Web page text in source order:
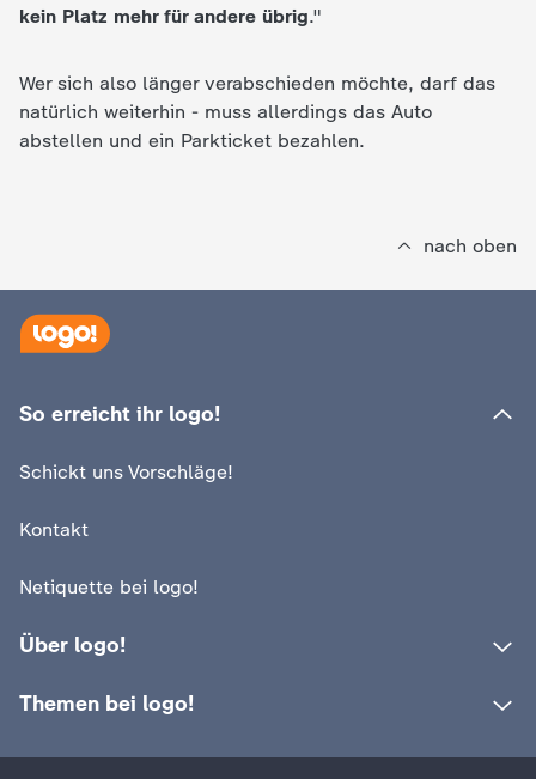
h
e
Z
D
kein Platz mehr für andere übrig."
Wer sich also länger verabschieden möchte, darf das
natürlich weiterhin - muss allerdings das Auto
abstellen und ein Parkticket bezahlen.
nach oben
So erreicht ihr logo!
Schickt uns Vorschläge!
Kontakt
Netiquette bei logo!
Über logo!
Themen bei logo!